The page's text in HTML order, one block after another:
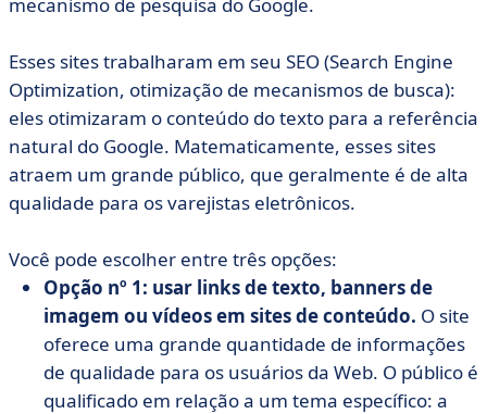
Esses sites trabalharam em seu SEO (Search Engine
Optimization, otimização de mecanismos de busca):
eles otimizaram o conteúdo do texto para a referência
natural do Google. Matematicamente, esses sites
atraem um grande público, que geralmente é de alta
qualidade para os varejistas eletrônicos.
Você pode escolher entre três opções:
Opção nº 1: usar links de texto, banners de
imagem ou vídeos em sites de conteúdo. O site
oferece uma grande quantidade de informações
de qualidade para os usuários da Web. O público é
qualificado em relação a um tema específico: a